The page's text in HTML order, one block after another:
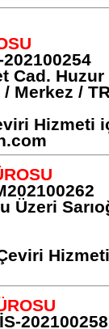
Cad. Huzur
/ Merkez /
Hizmeti
Üzeri
202100258